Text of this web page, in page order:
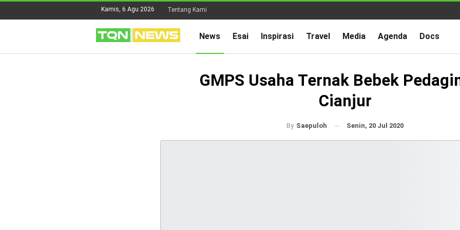
Kamis, 6 Agu 2026 Tentang Kami
News Esai Inspirasi Travel Media Agenda Docs
GMPS Usaha Ternak Bebek
Cianjur
By Saepuloh Senin, 20 Jul 2020